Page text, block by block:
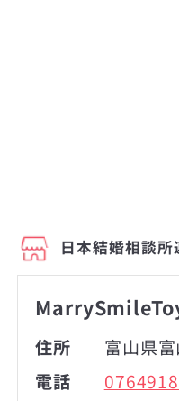
日本結婚相談所
住所
富山県
電話